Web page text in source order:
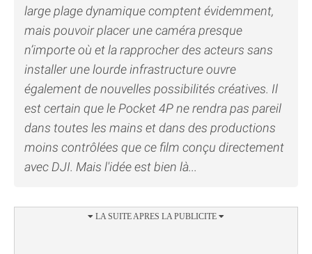
large plage dynamique comptent évidemment,
mais pouvoir placer une caméra presque
n’importe où et la rapprocher des acteurs sans
installer une lourde infrastructure ouvre
également de nouvelles possibilités créatives. Il
est certain que le Pocket 4P ne rendra pas pareil
dans toutes les mains et dans des productions
moins contrôlées que ce film conçu directement
avec DJI. Mais l'idée est bien là...